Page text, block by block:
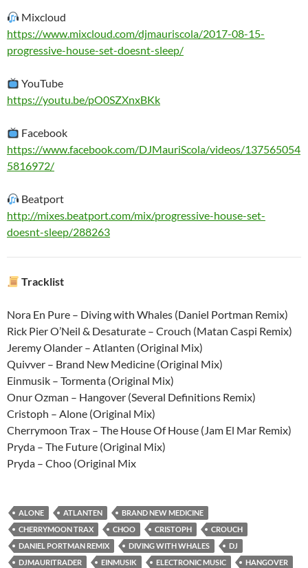
Mixcloud
https://www.mixcloud.com/djmauriscola/2017-08-15-
progressive-house-set-doesnt-sleep/
YouTube
https://youtu.be/pO0SZXnxBKk
Facebook
https://www.facebook.com/DJMauriScola/videos/137565054
5816972/
Beatport
http://mixes.beatport.com/mix/progressive-house-set-
doesnt-sleep/288263
Tracklist
Nora En Pure – Diving with Whales (Daniel Portman Remix)
Rick Pier O’Neil & Desaturate – Crouch (Matan Caspi Remix)
Jeremy Olander – Atlanten (Original Mix)
Quivver – Brand New Medicine (Original Mix)
Einmusik – Tormenta (Original Mix)
Onur Ozman – Hangover (Several Definitions Remix)
Cristoph – Alone (Original Mix)
Cherrymoon Trax – The House Of House (Jam El Mar Remix)
Pryda – The Future (Original Mix)
Pryda – Choo (Original Mix
ALONE ATLANTEN
BRAND NEW MEDICINE
CHERRYMOON TRAX
CHOO CRISTOPH
CROUCH
DANIEL PORTMAN REMIX
DIVING WITH WHALES
DJ
DJMAURITRADER
EINMUSIK ELECTRONIC MUSIC
HANGOVER